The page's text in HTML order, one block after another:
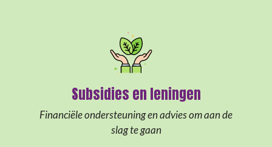
Subsidies en leningen
Financiële ondersteuning en advies om aan de
slag te gaan